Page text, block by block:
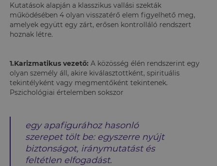
Kutatások alapján a klasszikus vallási szekták
működésében 4 olyan visszatérő elem figyelhető meg,
amelyek együtt egy zárt, erősen kontrolláló rendszert
hoznak létre.
1.Karizmatikus vezető: A közösség élén rendszerint egy
olyan személy áll, akire kiválasztottként, spirituális
tekintélyként vagy megmentőként tekintenek.
Pszichológiai értelemben sokszor
egy apafigurához hasonló
szerepet tölt be: egyszerre nyújt
biztonságot, iránymutatást és
feltétlen elfogadást.